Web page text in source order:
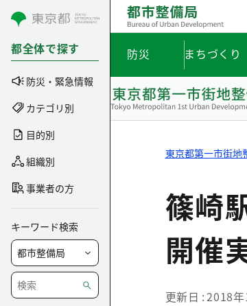
コンテンツにスキップ
都全体で探す
防災・緊急情報
カテゴリ別
目的別
組織別
事業者の方
キーワード検索
防災 まちづくり
東京都第一市街地
篠崎
開催
更新日 2018